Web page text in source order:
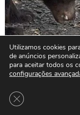
Utilizamos cookies
de anúncios
para aceitar todos os
configurações
Close GDPR Cookie